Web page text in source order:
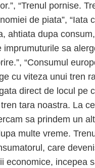
“Trenul pornise.
de piata”, “Iata
ahtiata dupa
imprumuturile sa
“Consumul
cu viteza unui tren
direct de locul pe
tara noastra. La
sa prindem un
multe vreme.
care
economice, incepea